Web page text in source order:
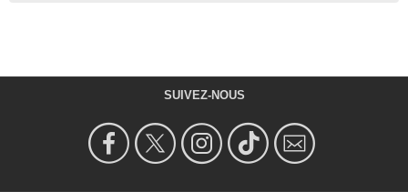
SUIVEZ-NOUS